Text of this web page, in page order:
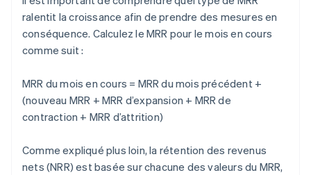
ralentit la croissance afin de prendre des mesures en
conséquence. Calculez le MRR pour le mois en cours
comme suit :
MRR du mois en cours = MRR du mois précédent +
(nouveau MRR + MRR d’expansion + MRR de
contraction + MRR d’attrition)
Comme expliqué plus loin, la rétention des revenus
nets (NRR) est basée sur chacune des valeurs du MRR,